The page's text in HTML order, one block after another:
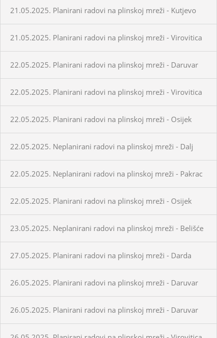
21.05.2025. Planirani radovi na plinskoj mreži - Kutjevo
21.05.2025. Planirani radovi na plinskoj mreži - Virovitica
22.05.2025. Planirani radovi na plinskoj mreži - Daruvar
22.05.2025. Planirani radovi na plinskoj mreži - Virovitica
22.05.2025. Planirani radovi na plinskoj mreži - Osijek
22.05.2025. Neplanirani radovi na plinskoj mreži - Dalj
22.05.2025. Neplanirani radovi na plinskoj mreži - Pakrac
22.05.2025. Planirani radovi na plinskoj mreži - Osijek
23.05.2025. Neplanirani radovi na plinskoj mreži - Belišće
27.05.2025. Planirani radovi na plinskoj mreži - Darda
26.05.2025. Planirani radovi na plinskoj mreži - Daruvar
26.05.2025. Planirani radovi na plinskoj mreži - Daruvar